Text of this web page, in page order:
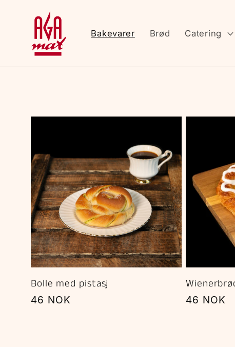
videre til
innholdet
Bakevarer Brød Catering
Bolle med pistasj
Vanlig
46 NOK
Vanlig
46 NOK